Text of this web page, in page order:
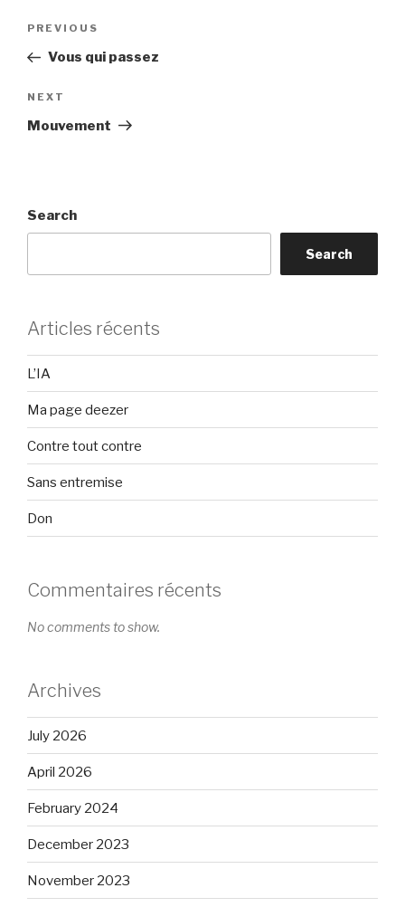
Previous
Post
PREVIOUS
Vous qui passez
Next
Post
NEXT
Mouvement
Search
Search
Articles récents
L’IA
Ma page deezer
Contre tout contre
Sans entremise
Don
Commentaires récents
No comments to show.
Archives
July 2026
April 2026
February 2024
December 2023
November 2023